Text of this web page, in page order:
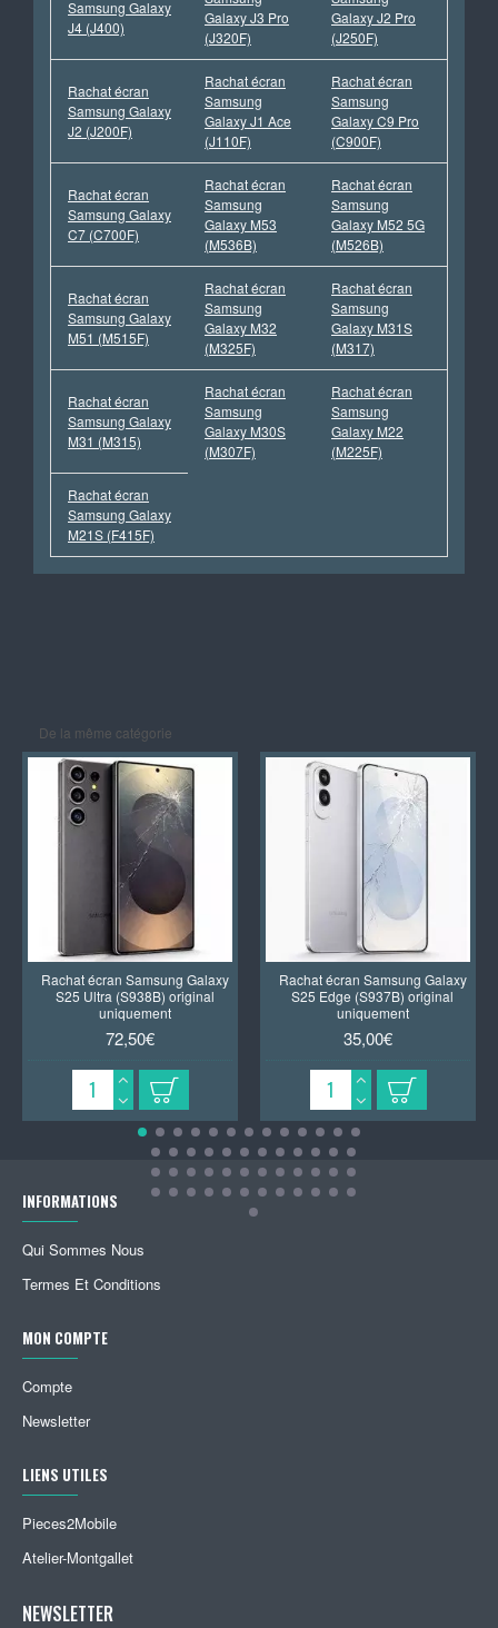
Samsung Galaxy
J4 (J400)
Galaxy J3 Pro
(J320F)
Galaxy J2 Pro
(J250F)
Rachat écran
Samsung Galaxy
J2 (J200F)
Rachat écran
Samsung
Galaxy J1 Ace
(J110F)
Rachat écran
Samsung
Galaxy C9 Pro
(C900F)
Rachat écran
Samsung Galaxy
C7 (C700F)
Rachat écran
Samsung
Galaxy M53
(M536B)
Rachat écran
Samsung
Galaxy M52 5G
(M526B)
Rachat écran
Samsung Galaxy
M51 (M515F)
Rachat écran
Samsung
Galaxy M32
(M325F)
Rachat écran
Samsung
Galaxy M31S
(M317)
Rachat écran
Samsung Galaxy
M31 (M315)
Rachat écran
Samsung
Galaxy M30S
(M307F)
Rachat écran
Samsung
Galaxy M22
(M225F)
Rachat écran
Samsung Galaxy
M21S (F415F)
De la même catégorie
Rachat écran Samsung Galaxy
S25 Ultra (S938B) original
uniquement
72,50€
Rachat écran Samsung Galaxy
S25 Edge (S937B) original
uniquement
35,00€
INFORMATIONS
Qui Sommes Nous
Termes Et Conditions
MON COMPTE
Compte
Newsletter
LIENS UTILES
Pieces2Mobile
Atelier-Montgallet
NEWSLETTER